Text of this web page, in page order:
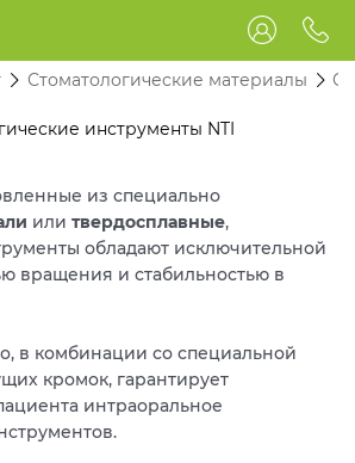
Стоматологические материалы
инструменты NTI
из специально
илитвердосплавные,
обладают исключительной
вращения и стабильностью в
в комбинации со специальной
кромок, гарантирует
интраоральное